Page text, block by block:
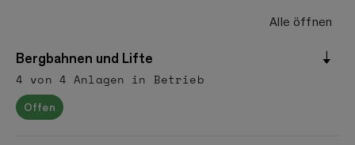
Alle öffnen
Bergbahnen und Lifte
4 von 4 Anlagen in Betrieb
Offen